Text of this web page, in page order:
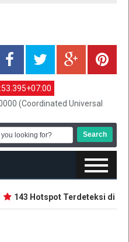
(Coordinated Universal
143 Hotspot Terdeteksi di